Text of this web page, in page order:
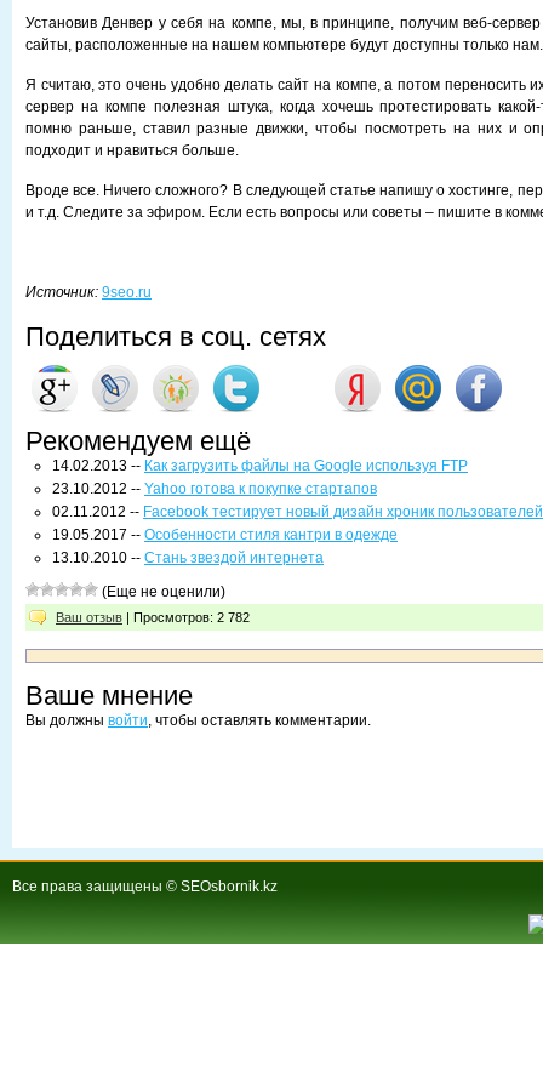
Установив Денвер у себя на компе, мы, в принципе, получим веб-сервер
сайты, расположенные на нашем компьютере будут доступны только нам.
Я считаю, это очень удобно делать сайт на компе, а потом переносить
сервер на компе полезная штука, когда хочешь протестировать
помню раньше, ставил разные движки, чтобы посмотреть на них и
подходит и нравиться больше.
Вроде все. Ничего сложного? В следующей статье напишу о хостинге,
и т.д. Следите за эфиром. Если есть вопросы или советы – пишите в
Источник: 9seo.ru
Поделиться в соц. сетях
Рекомендуем ещё
14.02.2013 -- Как загрузить файлы на Google используя FTP
23.10.2012 -- Yahoo готова к покупке стартапов
02.11.2012 -- Facebook тестирует новый дизайн хроник пользователей
19.05.2017 -- Особенности стиля кантри в одежде
13.10.2010 -- Стань звездой интернета
(Еще не оценили)
Ваш отзыв | Просмотров: 2 782
Ваше мнение
Вы должны войти, чтобы оставлять комментарии.
Все права защищены © SEOsbornik.kz